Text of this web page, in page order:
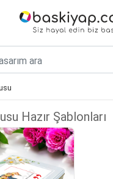
Hazır Şablonları